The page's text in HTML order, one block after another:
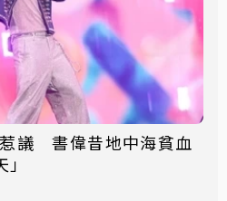
議 書偉昔地中海貧血